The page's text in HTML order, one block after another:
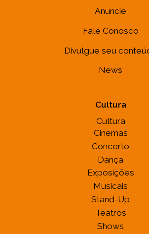
Anuncie
Fale Conosco
Divulgue seu
News
Cultura
Cultura
Cinemas
Concerto
Dança
Exposições
Musicais
Stand-Up
Teatros
Shows